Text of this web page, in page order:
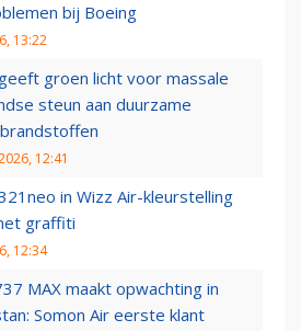
bij Boeing
13:22
groen licht voor massale
steun aan duurzame
12:41
in Wizz Air-kleurstelling
graffiti
12:34
MAX maakt opwachting in
Somon Air eerste klant